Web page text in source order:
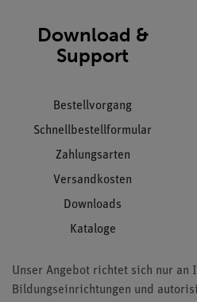
Download &
Support
Bestellvorgang
Schnellbestellformular
Zahlungsarten
Versandkosten
Downloads
Kataloge
Unser Angebot richtet sich nur an
Bildungseinrichtungen und